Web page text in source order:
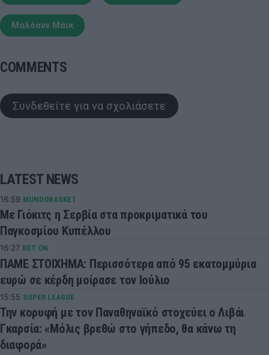
Μαλόουν Μάικ
COMMENTS
Συνδεθείτε για να σχολιάσετε
LATEST NEWS
16:59 MUNDOBASKET
Με Γιόκιτς η Σερβία στα προκριματικά του
Παγκοσμίου Κυπέλλου
16:27 BET ON
ΠΑΜΕ ΣΤΟΙΧΗΜΑ: Περισσότερα από 95 εκατομμύρια
ευρώ σε κέρδη μοίρασε τον Ιούλιο
15:55 SUPER LEAGUE
Την κορυφή με τον Παναθηναϊκό στοχεύει ο Λιβάι
Γκαρσία: «Μόλις βρεθώ στο γήπεδο, θα κάνω τη
διαφορά»